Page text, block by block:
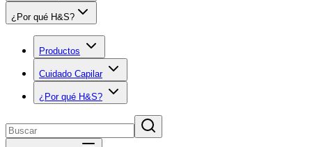
¿Por qué H&S?
Productos
Cuidado Capilar
¿Por qué H&S?